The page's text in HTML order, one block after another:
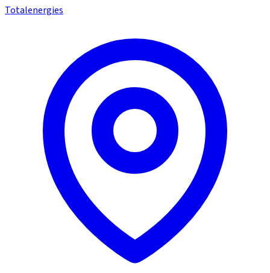
Totalenergies